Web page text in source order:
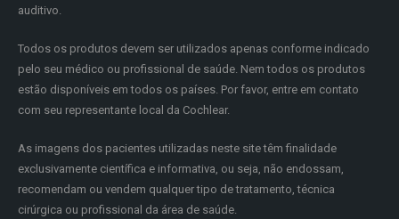
auditivo.
Todos os produtos devem ser utilizados apenas conforme indicado
pelo seu médico ou profissional de saúde. Nem todos os produtos
estão disponíveis em todos os países. Por favor, entre em contato
com seu representante local da Cochlear.
As imagens dos pacientes utilizadas neste site têm finalidade
exclusivamente científica e informativa, ou seja, não endossam,
recomendam ou vendem qualquer tipo de tratamento, técnica
cirúrgica ou profissional da área de saúde.